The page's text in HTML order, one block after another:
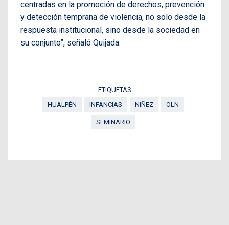
centradas en la promoción de derechos, prevención
y detección temprana de violencia, no solo desde la
respuesta institucional, sino desde la sociedad en
su conjunto”, señaló Quijada.
ETIQUETAS
HUALPÉN
INFANCIAS NIÑEZ OLN
SEMINARIO